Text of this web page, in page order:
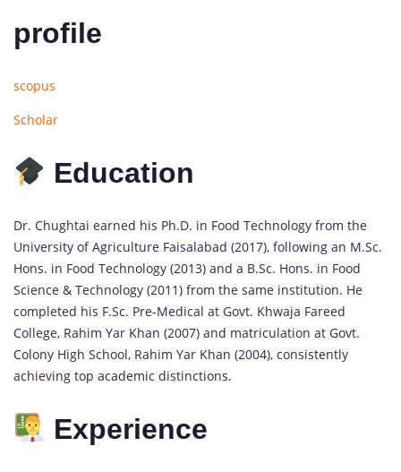
profile
scopus
Scholar
Education
Dr. Chughtai earned his Ph.D. in Food Technology from the
University of Agriculture Faisalabad (2017), following an M.Sc.
Hons. in Food Technology (2013) and a B.Sc. Hons. in Food
Science & Technology (2011) from the same institution. He
completed his F.Sc. Pre-Medical at Govt. Khwaja Fareed
College, Rahim Yar Khan (2007) and matriculation at Govt.
Colony High School, Rahim Yar Khan (2004), consistently
achieving top academic distinctions.
Experience